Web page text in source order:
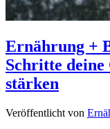
Ernährung +
Schritte deine
stärken
Veröffentlicht von